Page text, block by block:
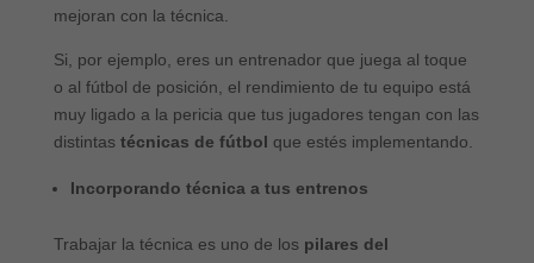
mejoran con la técnica.
Si, por ejemplo, eres un entrenador que juega al toque
o al fútbol de posición, el rendimiento de tu equipo está
muy ligado a la pericia que tus jugadores tengan con las
distintas técnicas de fútbol que estés implementando.
Incorporando técnica a tus entrenos
Trabajar la técnica es uno de los pilares del